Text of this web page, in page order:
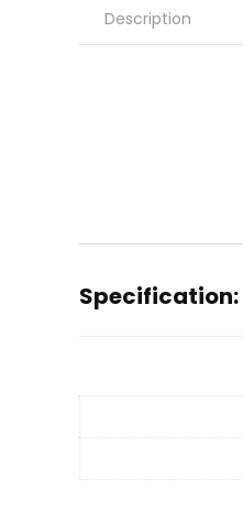
Description
Specification: